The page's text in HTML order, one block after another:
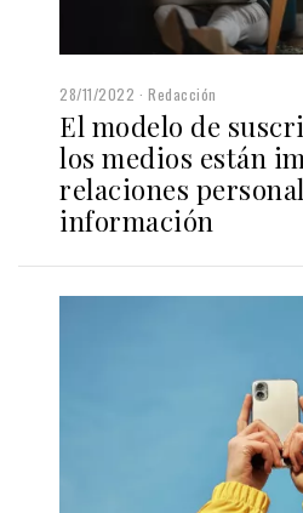
28/11/2022 Redacción
El modelo de
los medios están
relaciones
información